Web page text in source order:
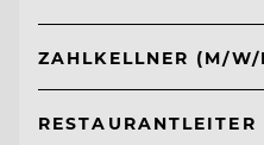
ZAHLKELLNER (M/W/